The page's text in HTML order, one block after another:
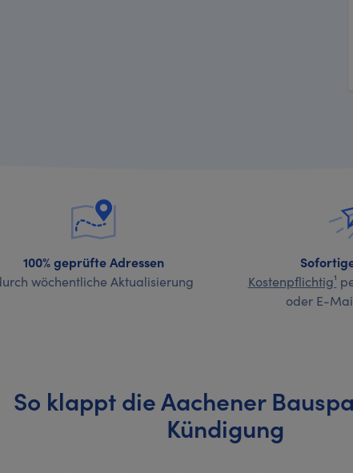
100% geprüfte Adressen
wöchentliche Aktualisierung
Kostenpflichtig¹
oder E-
So klappt die Aachener
Kündigung